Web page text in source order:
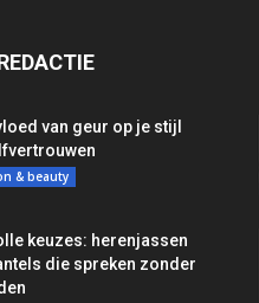
van geur op je stijl
& beauty
keuzes: herenjassen
die spreken zonder